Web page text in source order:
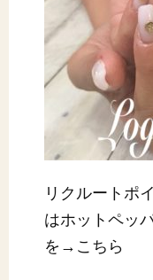
リクルートポ
はホットペッ
を→ こちら